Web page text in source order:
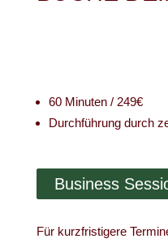
60 Minuten / 249€
Durchführung durch
Business
Für kurzfristigere